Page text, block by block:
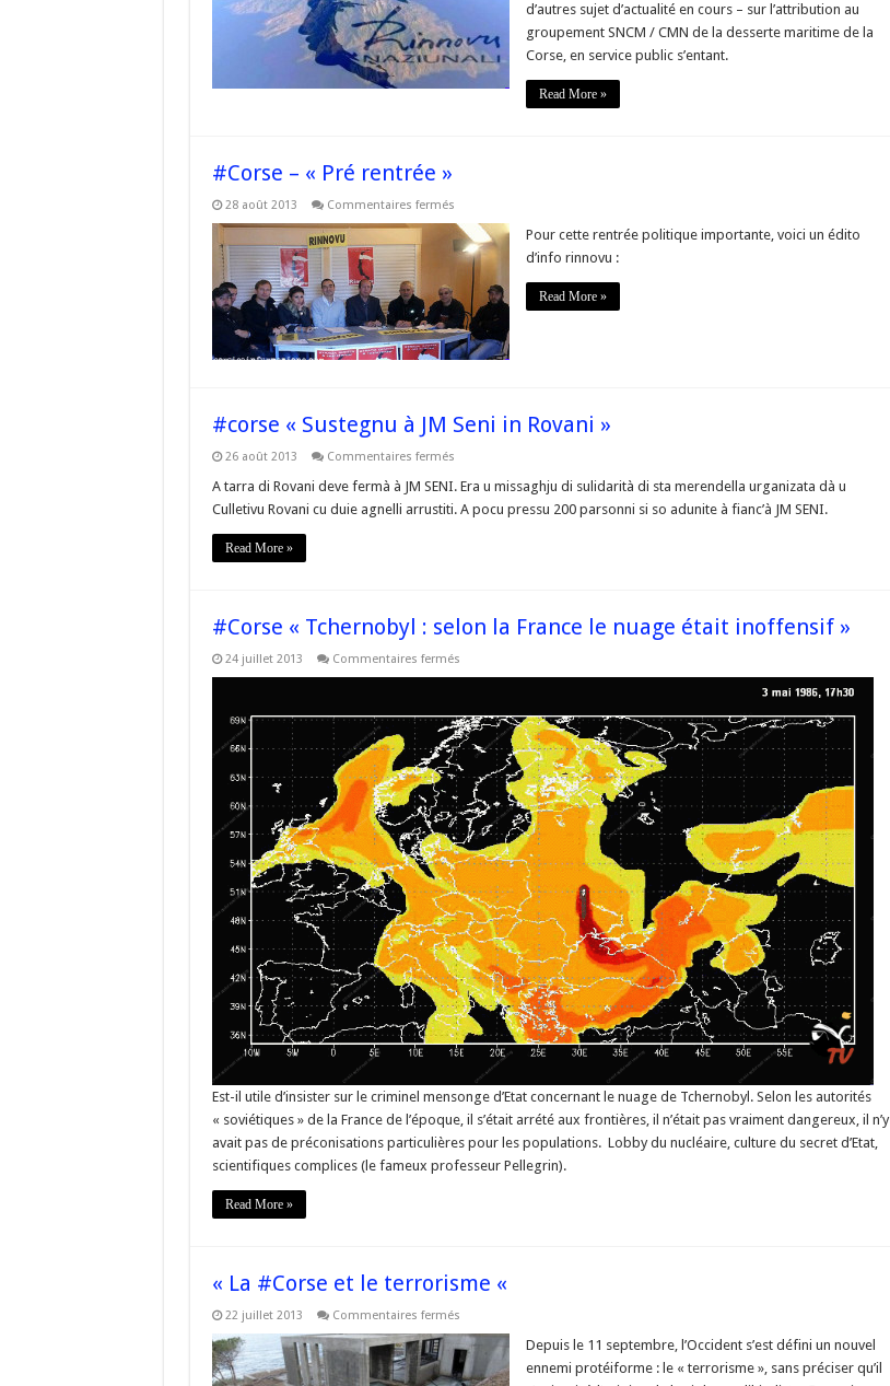
pas
dans
l’intérêt
stratégique
de
d’autres sujet d’actualité en cours – sur l’attribution au
groupement SNCM / CMN de la desserte maritime de la
Corse, en service public s’entant.
Read More »
#Corse – « Pré rentrée »
28 août 2013 Commentaires ferméssur
–
« Pré
rentrée »
Pour cette rentrée politique importante, voici un édito
d’info rinnovu :
Read More »
#corse « Sustegnu à JM Seni in Rovani »
26 août 2013 Commentaires ferméssur
« Sustegnu
JM
A tarra di Rovani deve fermà à JM SENI. Era u missaghju di sulidarità di sta merendella urganizata dà u
Culletivu Rovani cu duie agnelli arrustiti. A pocu pressu 200 parsonni si so adunite à fianc’à JM SENI.
Read More »
#Corse « Tchernobyl : selon la France le nuage était inoffensif »
24 juillet 2013 Commentaires ferméssur
selon
la
France
nuage
était
inoffensif »
Est-il utile d’insister sur le criminel mensonge d’Etat concernant le nuage de Tchernobyl. Selon les autorités
« soviétiques » de la France de l’époque, il s’était arrété aux frontières, il n’était pas vraiment dangereux, il n’y
avait pas de préconisations particulières pour les populations. Lobby du nucléaire, culture du secret d’Etat,
scientifiques complices (le fameux professeur Pellegrin).
Read More »
« La #Corse et le terrorisme «
22 juillet 2013 Commentaires ferméssur
#Corse
et
le
Depuis le 11 septembre, l’Occident s’est défini un nouvel
ennemi protéiforme : le « terrorisme », sans préciser qu’il